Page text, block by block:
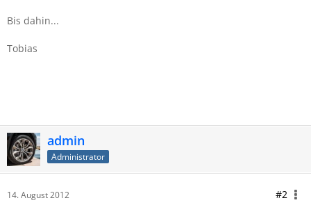
Bis dahin...
Tobias
admin
Administrator
14. August 2012 #2